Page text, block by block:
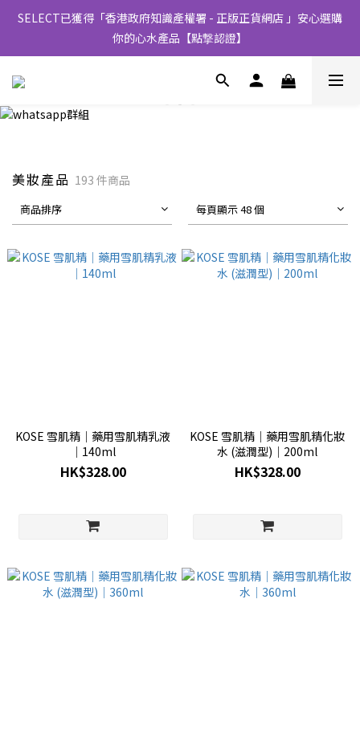
SELECT已獲得「香港政府知識產權署 - 正版正貨網店 」安心選購
你的心水產品【點撃認證】
美妝產品 193 件商品
商品排序 每頁顯示 48 個
KOSE 雪肌精│藥用雪肌精乳液
│140ml
HK$328.00
KOSE 雪肌精│藥用雪肌精化妝
水 (滋潤型)│200ml
HK$328.00